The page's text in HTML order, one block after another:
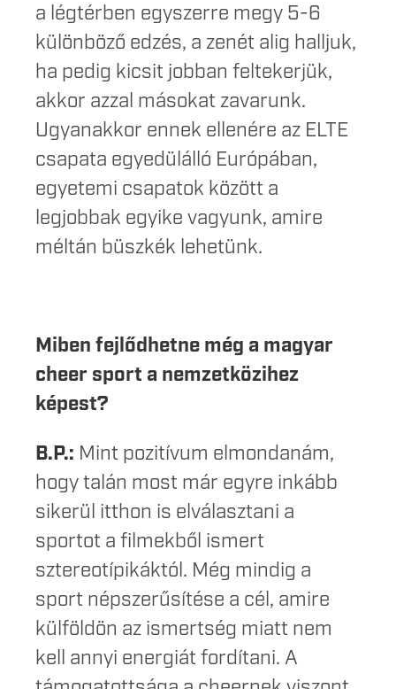
a légtérben egyszerre megy 5-6
különböző edzés, a zenét alig halljuk,
ha pedig kicsit jobban feltekerjük,
akkor azzal másokat zavarunk.
Ugyanakkor ennek ellenére az ELTE
csapata egyedülálló Európában,
egyetemi csapatok között a
legjobbak egyike vagyunk, amire
méltán büszkék lehetünk.
Miben fejlődhetne még a magyar
cheer sport a nemzetközihez
képest?
B.P.: Mint pozitívum elmondanám,
hogy talán most már egyre inkább
sikerül itthon is elválasztani a
sportot a filmekből ismert
sztereotípikáktól. Még mindig a
sport népszerűsítése a cél, amire
külföldön az ismertség miatt nem
kell annyi energiát fordítani. A